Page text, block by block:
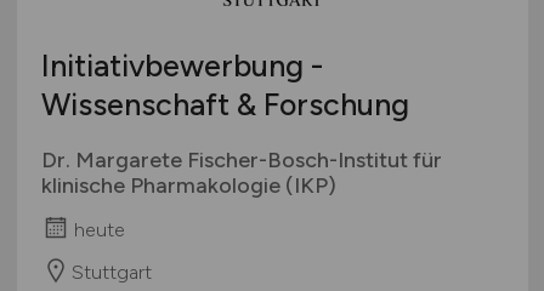
Initiativbewerbung -
Wissenschaft & Forschung
Dr. Margarete Fischer-Bosch-Institut für
klinische Pharmakologie (IKP)
heute
Stuttgart